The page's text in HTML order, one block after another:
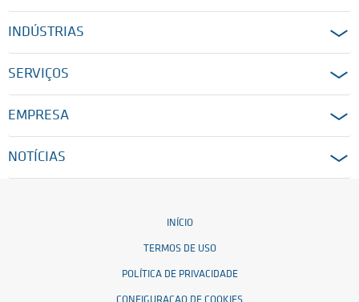
INDÚSTRIAS
SERVIÇOS
EMPRESA
NOTÍCIAS
INÍCIO
TERMOS DE USO
POLÍTICA DE PRIVACIDADE